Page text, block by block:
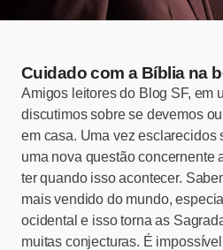
Cuidado com a Bíblia na
Amigos leitores do Blog SF, em
discutimos sobre se devemos
em casa. Uma vez esclarecidos
uma nova questão concernente
ter quando isso acontecer.
mais vendido do mundo,
ocidental e isso torna as
muitas conjecturas. É